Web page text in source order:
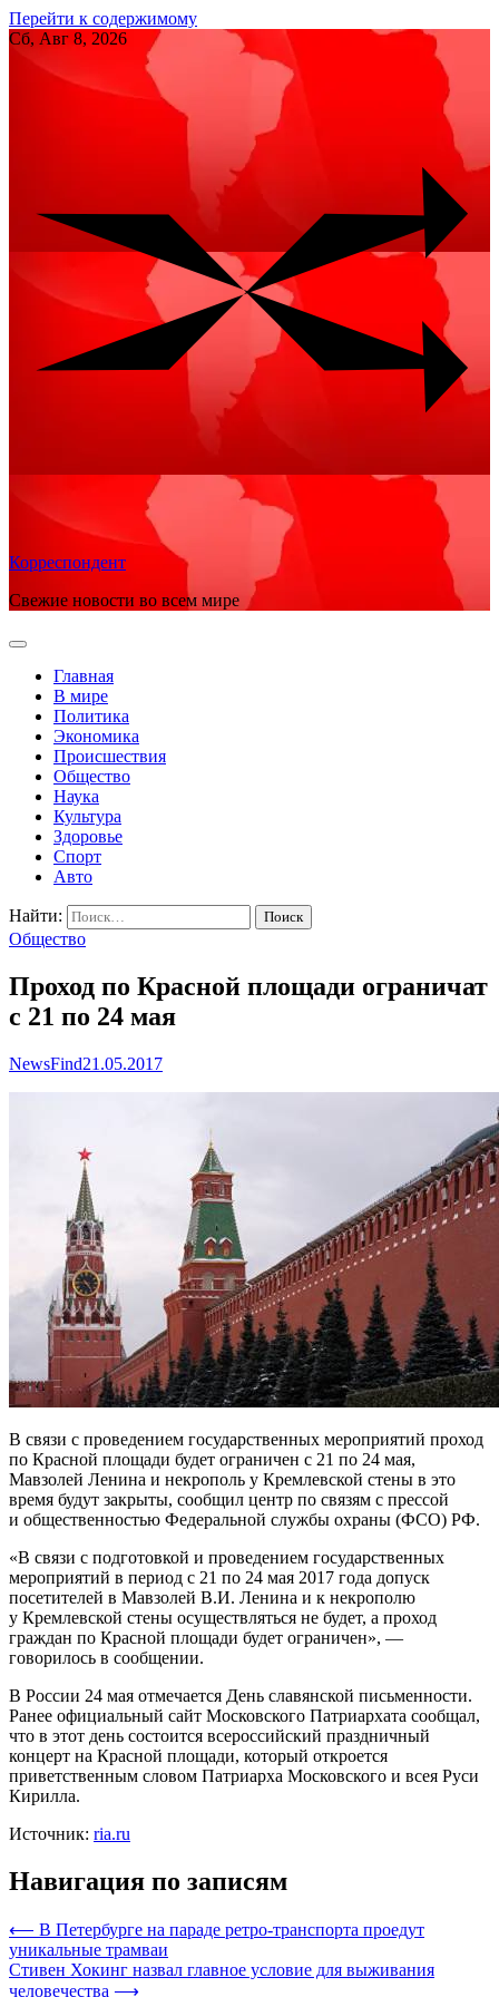
Перейти к содержимому
Сб, Авг 8, 2026
Корреспондент
Свежие новости во всем мире
Главная
В мире
Политика
Экономика
Происшествия
Общество
Наука
Культура
Здоровье
Спорт
Авто
Найти:
Общество
Проход по Красной площади ограничат
с 21 по 24 мая
NewsFind21.05.2017
В связи с проведением государственных мероприятий проход
по Красной площади будет ограничен с 21 по 24 мая,
Мавзолей Ленина и некрополь у Кремлевской стены в это
время будут закрыты, сообщил центр по связям с прессой
и общественностью Федеральной службы охраны (ФСО) РФ.
«В связи с подготовкой и проведением государственных
мероприятий в период с 21 по 24 мая 2017 года допуск
посетителей в Мавзолей В.И. Ленина и к некрополю
у Кремлевской стены осуществляться не будет, а проход
граждан по Красной площади будет ограничен», —
говорилось в сообщении.
В России 24 мая отмечается День славянской письменности.
Ранее официальный сайт Московского Патриархата сообщал,
что в этот день состоится всероссийский праздничный
концерт на Красной площади, который откроется
приветственным словом Патриарха Московского и всея Руси
Кирилла.
Источник: ria.ru
Навигация по записям
⟵ В Петербурге на параде ретро-транспорта проедут
уникальные трамваи
Стивен Хокинг назвал главное условие для выживания
человечества ⟶